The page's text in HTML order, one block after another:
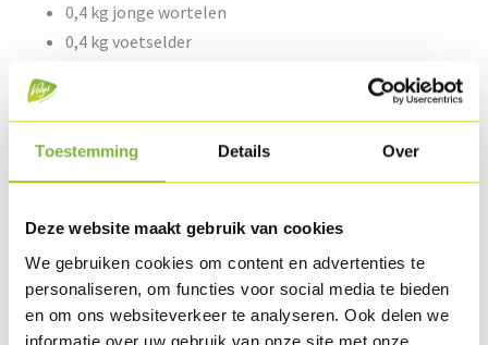
Toestemming Details Over
Deze website maakt gebruik van cookies
We gebruiken cookies om content en advertenties te
personaliseren, om functies voor social media te bieden
en om ons websiteverkeer te analyseren. Ook delen we
informatie over uw gebruik van onze site met onze
0,4 kg jonge wortelen
0,4 kg voetselder
0,4 kg prei
0,1 kg boter
peper & zout
Bereiding
Regenereer de Kip waterzooi op Gentse wijze tot een